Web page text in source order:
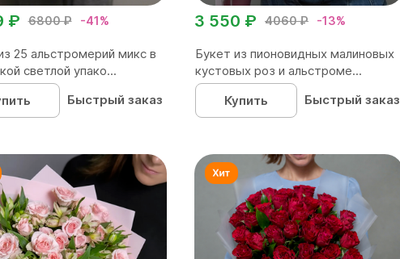
6800 ₽ -41%
₽
25 альстромерий микс в
светлой упако...
Быстрый заказ
4060 ₽ -13%
3 550 ₽
Букет из пионовидных малиновых
кустовых роз и альстроме...
Купить
Быстрый заказ